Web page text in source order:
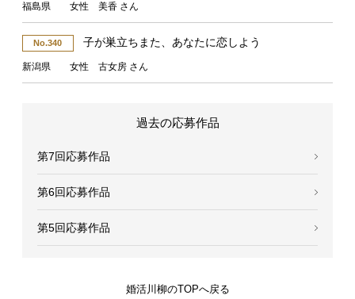
福島県 女性 美香 さん
No.340 子が巣立ちまた、あなたに恋しよう
新潟県 女性 古女房 さん
過去の応募作品
第7回応募作品
第6回応募作品
第5回応募作品
婚活川柳のTOPへ戻る